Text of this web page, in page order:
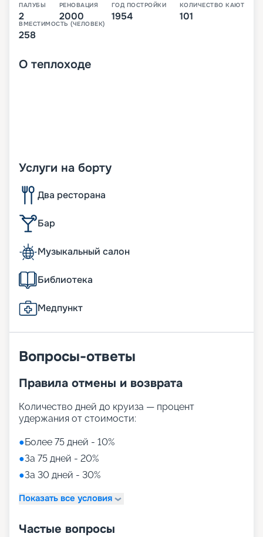
ПАЛУБЫ
2
РЕНОВАЦИЯ
2000
ГОД ПОСТРОЙКИ
1954
КОЛИЧЕСТВО КАЮТ
101
ВМЕСТИМОСТЬ (ЧЕЛОВЕК)
258
О теплоходе
Услуги на борту
Два ресторана
Бар
Музыкальный салон
Библиотека
Медпункт
Вопросы-ответы
Правила отмены и возврата
Количество дней до круиза — процент
удержания от стоимости:
●Более 75 дней - 10%
●За 75 дней - 20%
●За 30 дней - 30%
Показать все условия
Частые вопросы